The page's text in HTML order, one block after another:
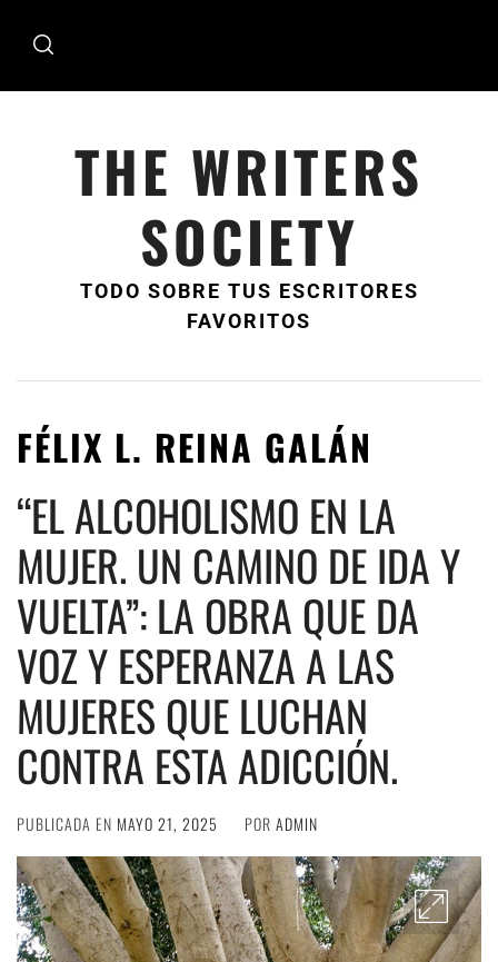
THE WRITERS
SOCIETY
TODO SOBRE TUS ESCRITORES
FAVORITOS
FÉLIX L. REINA GALÁN
“EL ALCOHOLISMO EN LA
MUJER. UN CAMINO DE IDA Y
VUELTA”: LA OBRA QUE DA
VOZ Y ESPERANZA A LAS
MUJERES QUE LUCHAN
CONTRA ESTA ADICCIÓN.
PUBLICADA EN MAYO 21, 2025 POR ADMIN